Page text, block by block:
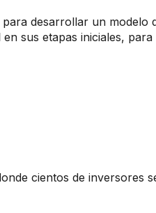
desarrollar un modelo
sus etapas iniciales,
cientos de inversores